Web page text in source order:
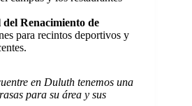
Renacimiento de
para recintos deportivos y
en Duluth tenemos una
para su área y sus